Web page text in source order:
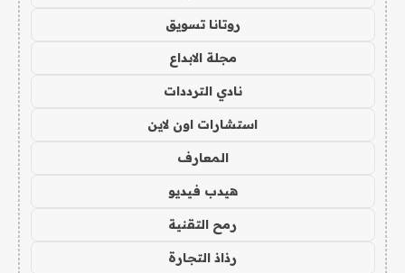
روتانا تسويق
مجلة الابداع
نادي الترددات
استشارات اون لاين
المعارف
هيدب فيديو
رمح التقنية
رذاذ التجارة